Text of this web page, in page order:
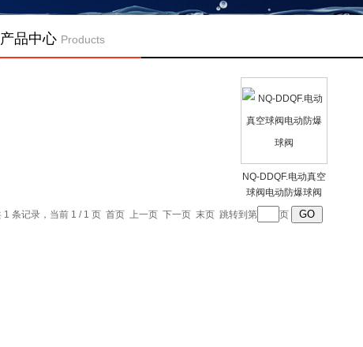
产品中心 Products
NQ-DDQF.电动真空
球阀电动防爆球阀
1 条记录，当前 1 / 1 页 首页 上一页 下一页 末页 跳转到第
页